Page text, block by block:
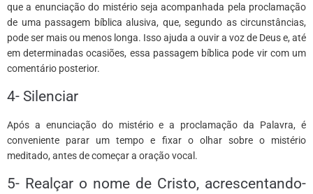
que a enunciação do mistério seja acompanhada pela proclamação
de uma passagem bíblica alusiva, que, segundo as circunstâncias,
pode ser mais ou menos longa. Isso ajuda a ouvir a voz de Deus e, até
em determinadas ocasiões, essa passagem bíblica pode vir com um
comentário posterior.
4- Silenciar
Após a enunciação do mistério e a proclamação da Palavra, é
conveniente parar um tempo e fixar o olhar sobre o mistério
meditado, antes de começar a oração vocal.
5- Realçar o nome de Cristo, acrescentando-